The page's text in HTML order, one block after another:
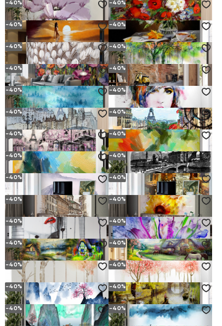
à partir de6.12€(10.20€)
VAGUES DE MER IMPÉTUEUSES
à partir de6.12€(10.20€)
-40%
BOUQUET DE COQUELICOTS D'ÉTÉ LILAS
à partir de6.12€(10.20€)
-40%
à partir de6.12€(10.20€)
-40%
FILLE QUI REGARDE LE COUCHER DU SOLEIL PAR LA MER
à partir de6.12€(10.20€)
-40%
CHRYSANTHEMUMS SUR LA TABLE AVEC DE LA PEINTURE
à partir de6.12€(10.20€)
-40%
CHAMP DE TULIPES BLANCHES ENCORE FERMÉES
à partir de6.12€(10.20€)
-40%
à partir de6.12€(10.20€)
-40%
CHAMP DE FLEURS D'ÉTÉ CONTRE LE CIEL
à partir de6.12€(10.20€)
-40%
à partir de 12€ (10.20 €)
-40%
UN BROUILLARD DENSE COUVRE LA FORÊT DES CONIFÈRES
à partir de6.12€(10.20€)
-40%
PORTRAIT D'UNE FILLE EN AQUARELLE BRILLANTE
à partir de6.12€(10.20€)
-40%
EARTHSTUS DANS LE VIEUX PARIS
à partir de6.12€(10.20€)
-40%
VUE COLORÉE DE LA TOUR EIFFEL DEPUIS LE BALCON
à partir de6.12€(10.20€)
-40%
COUPLE AMOUREUX POUR LA ROUTE DE PARIS
à partir de6.12€(10.20€)
-40%
EXTRACTION D'HUILE DE L'AUTOMNE
à partir de6.12€(10.20€)
-40%
HUILE D'AUTOMNE ABSTRAITE
à partir de6.12 € 20€)
-40%
ALBERT BRIDGE GLASGOW RETRO
à partir de6.12 € (10.20€)
-40%
à partir de6.12€(10.20€)
-40%
à partir de6.12€(10.20 €)
-40%
à partir de6.12€(10. 20 €)
-40%
TOURNESOLS D'ÉTÉ DANS UN BOUQUET
à partir de6.12€(10.20€)
-40%
IMAGE D'UNE FEMME AUX LÈVRES ROUGES
à partir de6.12€(10.20€)
-40%
FLEURS AVEC DES COULEURS VIVES ABSTRAITES
à partir de6.12€(10.20€)
-40%
FABLE MAISON PRÈS DU LAC FORESTA
à partir de €)
-40%
MAISON CONFORTABLE DANS LA FORÊT EN ÉTÉ
à partir de6. 12 € (10. 20 €)
-40%
LES ARBRES D'AUTOMNE PERDENT LES FEUILLES
à partir de6. 12 €(10.20 €)
-40%
PAPILLONS SUR LES ARBRES EN FLEURS
à partir de6.12€(10. 20€)
-40%
LE PÊCHEUR REVIENT LE LONG D'UN LAC DE MONTAGNE
à partir de6. 12 €(10. 20€)
-40%
FLEURS DE FORÊT À L'AQUARELLE
à partir de6. €(10.20 €)
-40% -40%